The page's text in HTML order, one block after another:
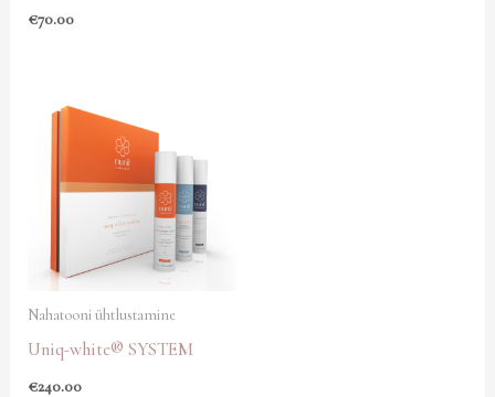
€70.00
Nahatooni ühtlustamine
Uniq-white® SYSTEM
€240.00